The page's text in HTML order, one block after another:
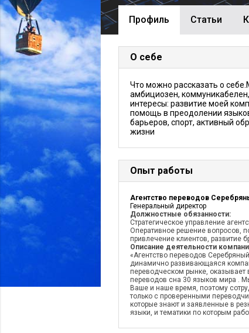
Профиль Cтатьи
О себе
Что можно рассказать о
амбициозен, коммуникабелен,
интересы: развитие моей
помощь в преодолении
барьеров, спорт, активный
жизни
Опыт работы
Генеральный директор
Должностные обязанности:
Стратегическое управление
Оперативное решение вопросов,
привлечение клиентов, развитие
Описание деятельности
«Агентство переводов Серебряный
динамично развивающаяся
переводческом рынке, оказывает
переводов сна 30 языков мира .
Ваше и наше время, поэтому
только с проверенными
которые знают и заявленные в
языки, и тематики по которым